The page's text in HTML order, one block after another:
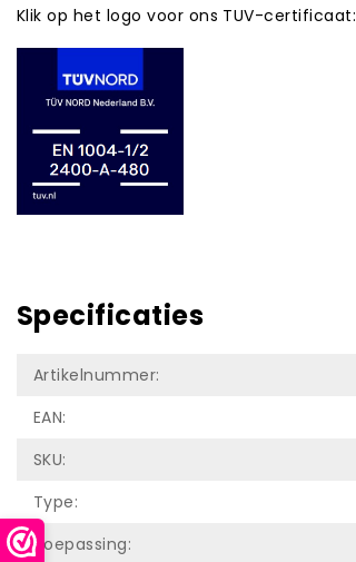
Klik op het logo voor ons TUV-certificaat:
Specificaties
Artikelnummer:
EAN:
SKU:
Type:
Toepassing: